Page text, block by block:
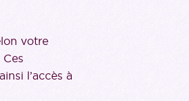
votre
Ces
l’accès à